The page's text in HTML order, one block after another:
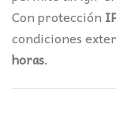
Con protección
condiciones
horas.